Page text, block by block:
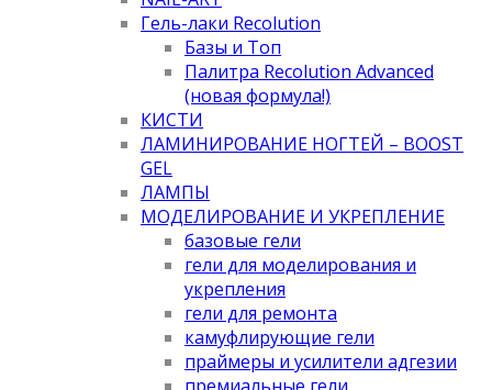
Гель-лаки Recolution
Базы и Топ
Палитра Recolution Advanced
(новая формула!)
КИСТИ
ЛАМИНИРОВАНИЕ НОГТЕЙ – BOOST
GEL
ЛАМПЫ
МОДЕЛИРОВАНИЕ И УКРЕПЛЕНИЕ
базовые гели
гели для моделирования и
укрепления
гели для ремонта
камуфлирующие гели
праймеры и усилители адгезии
премиальные гели